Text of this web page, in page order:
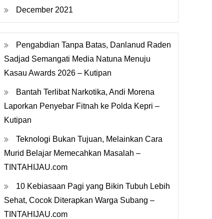
December 2021
Pengabdian Tanpa Batas, Danlanud Raden
Sadjad Semangati Media Natuna Menuju
Kasau Awards 2026 – Kutipan
Bantah Terlibat Narkotika, Andi Morena
Laporkan Penyebar Fitnah ke Polda Kepri –
Kutipan
Teknologi Bukan Tujuan, Melainkan Cara
Murid Belajar Memecahkan Masalah –
TINTAHIJAU.com
10 Kebiasaan Pagi yang Bikin Tubuh Lebih
Sehat, Cocok Diterapkan Warga Subang –
TINTAHIJAU.com